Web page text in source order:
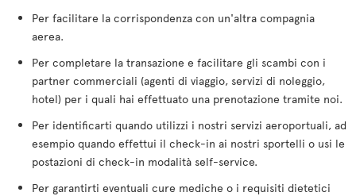
Per facilitare la corrispondenza con un'altra compagnia
aerea.
Per completare la transazione e facilitare gli scambi con i
partner commerciali (agenti di viaggio, servizi di noleggio,
hotel) per i quali hai effettuato una prenotazione tramite noi.
Per identificarti quando utilizzi i nostri servizi aeroportuali, ad
esempio quando effettui il check-in ai nostri sportelli o usi le
postazioni di check-in modalità self-service.
Per garantirti eventuali cure mediche o i requisiti dietetici